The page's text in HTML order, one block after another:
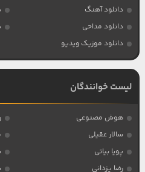
دانلود آهنگ
دانلود مداحی
دانلود موزیک ویدیو
لیست خوانندگان
هوش مصنوعی
سالار عقیلی
پویا بیاتی
رضا یزدانی